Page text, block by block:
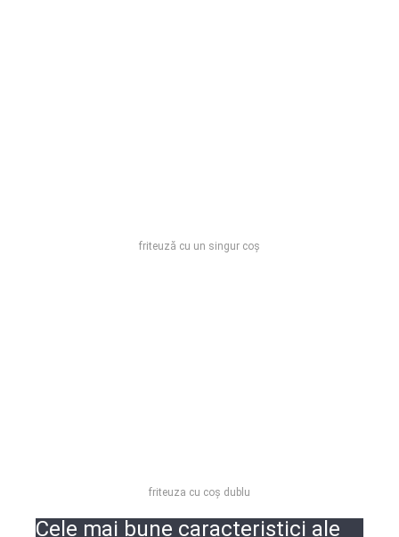
friteuză cu un singur coș
friteuza cu coș dublu
Cele mai bune caracteristici ale